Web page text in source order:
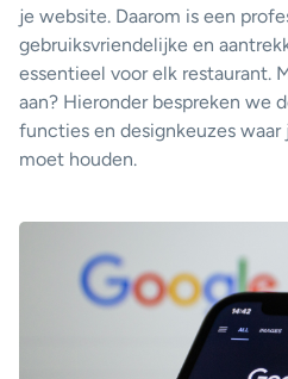
je website. Daarom is een
gebruiksvriendelijke en
essentieel voor elk restaurant.
aan? Hieronder bespreken we
functies en designkeuzes waar
moet houden.